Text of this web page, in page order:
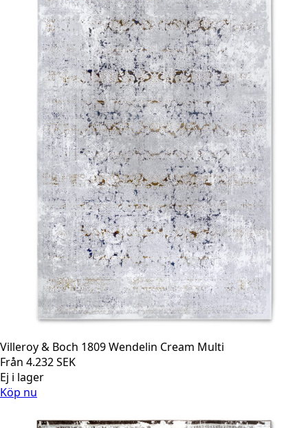
Villeroy & Boch 1809 Wendelin Cream Multi
Från 4.232SEK
Ej i lager
Köp nu